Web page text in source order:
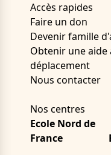
Accès rapides
Faire un don
Devenir famille
Obtenir une aide
déplacement
Nous contacter
Nos centres
Ecole Nord de
France